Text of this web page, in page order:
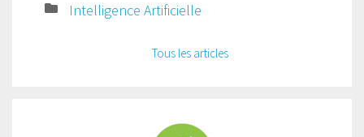
Intelligence Artificielle
Tous les articles